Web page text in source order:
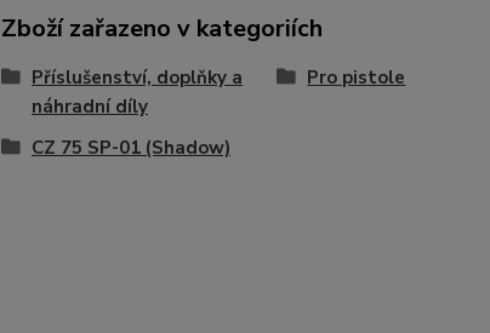
Zboží zařazeno v kategoriích
Příslušenství, doplňky a
náhradní díly
Pro pistole
CZ 75 SP-01 (Shadow)